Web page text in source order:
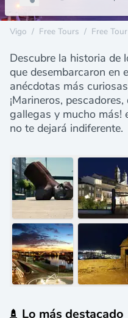
Vigo / Free Tours / Free
Descubre la historia de
que desembarcaron en
anécdotas más
¡Marineros,
gallegas y mucho más!
no te dejará indiferente.
Lo más destacado